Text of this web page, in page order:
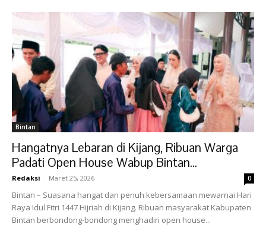
Bintan
Hangatnya Lebaran di Kijang, Ribuan Warga
Padati Open House Wabup Bintan...
Redaksi - Maret 25, 2026 0
Bintan – Suasana hangat dan penuh kebersamaan mewarnai Hari
Raya Idul Fitri 1447 Hijriah di Kijang. Ribuan masyarakat Kabupaten
Bintan berbondong-bondong menghadiri open house...